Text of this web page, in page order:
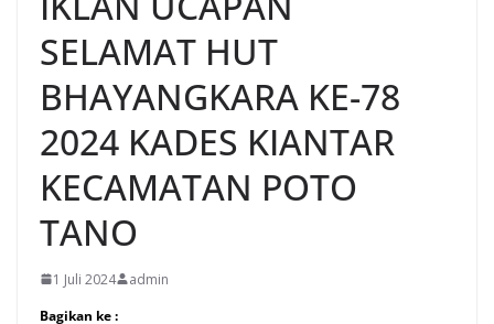
SELAMAT HUT
BHAYANGKARA KE-78
2024 KADES KIANTAR
KECAMATAN POTO
TANO
1 Juli 2024
admin
Bagikan ke :